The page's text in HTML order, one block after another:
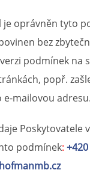
je oprávněn tyto
bez
podmínek na
popř.
e-mailovou adresu.
Poskytovatele
podmínek: